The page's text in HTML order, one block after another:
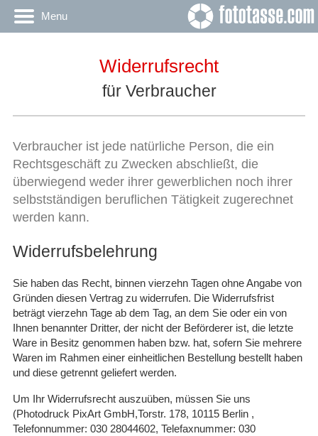
Menu
Widerrufsrecht
für Verbraucher
Verbraucher ist jede natürliche Person, die ein
Rechtsgeschäft zu Zwecken abschließt, die
überwiegend weder ihrer gewerblichen noch ihrer
selbstständigen beruflichen Tätigkeit zugerechnet
werden kann.
Widerrufsbelehrung
Sie haben das Recht, binnen vierzehn Tagen ohne Angabe von
Gründen diesen Vertrag zu widerrufen. Die Widerrufsfrist
beträgt vierzehn Tage ab dem Tag, an dem Sie oder ein von
Ihnen benannter Dritter, der nicht der Beförderer ist, die letzte
Ware in Besitz genommen haben bzw. hat, sofern Sie mehrere
Waren im Rahmen einer einheitlichen Bestellung bestellt haben
und diese getrennt geliefert werden.
Um Ihr Widerrufsrecht auszuüben, müssen Sie uns
(Photodruck PixArt GmbH,Torstr. 178, 10115 Berlin ,
Telefonnummer: 030 28044602, Telefaxnummer: 030